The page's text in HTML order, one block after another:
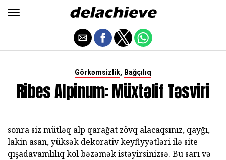
Görkəmsizlik, Bağçılıq
Ribes Alpinum: Müxtəlif Təsviri
sonra siz mütləq alp qarağat zövq alacaqsınız, qayğı,
lakin asan, yüksək dekorativ keyfiyyətləri ilə site
qışadavamlılıq kol bəzəmək istəyirsinizsə. Bu sarı və